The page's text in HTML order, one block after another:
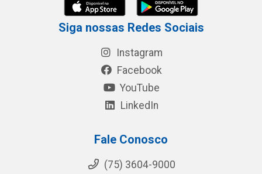
Siga nossas Redes Sociais
Instagram
Facebook
YouTube
LinkedIn
Fale Conosco
(75) 3604-9000